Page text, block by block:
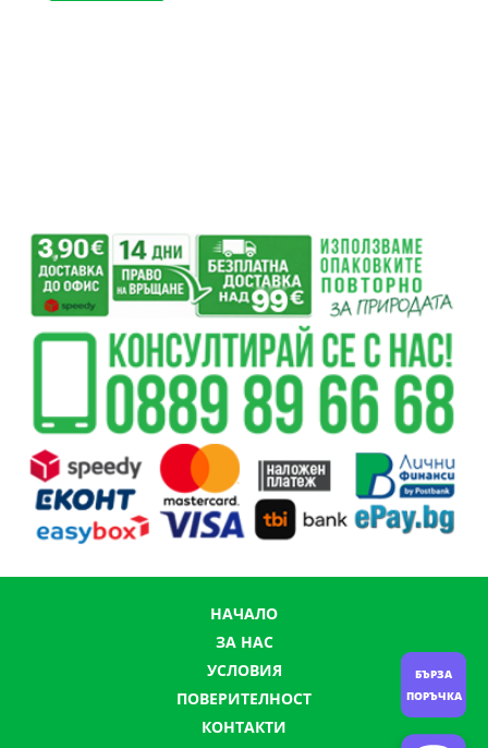
НАЧАЛО
ЗА НАС
УСЛОВИЯ
ПОВЕРИТЕЛНОСТ
КОНТАКТИ
БЪРЗА
ПОРЪЧКА